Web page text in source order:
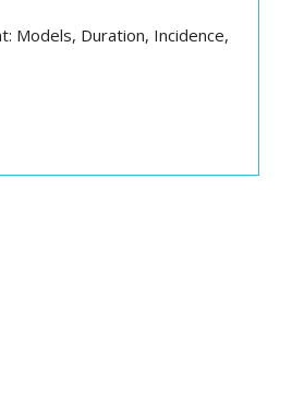
Models, Duration, Incidence,